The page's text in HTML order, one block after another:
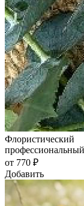
Флористический
от 770 ₽
Добавить